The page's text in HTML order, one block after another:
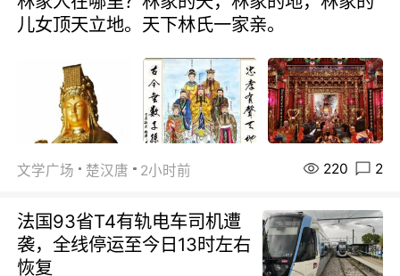
儿女顶天立地。天下林氏一家亲。
文学广场 楚汉唐 2小时前 220 2
法国93省T4有轨电车司机遭
袭，全线停运至今日13时左右
恢复